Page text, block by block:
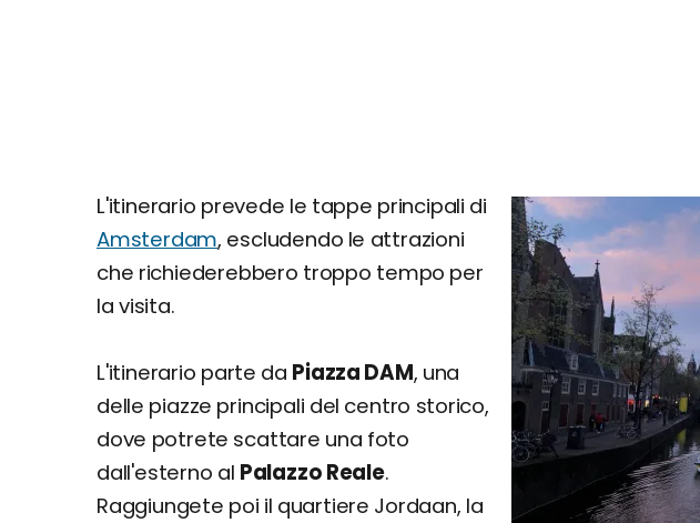
L'itinerario prevede le tappe principali di
Amsterdam, escludendo le attrazioni
che richiederebbero troppo tempo per
la visita.
L'itinerario parte da Piazza DAM, una
delle piazze principali del centro storico,
dove potrete scattare una foto
dall'esterno al Palazzo Reale.
Raggiungete poi il quartiere Jordaan, la